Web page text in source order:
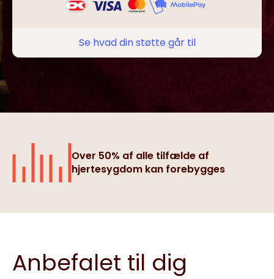
Se hvad din støtte går til
Over 50% af alle tilfælde af
hjertesygdom kan forebygges
Anbefalet til dig